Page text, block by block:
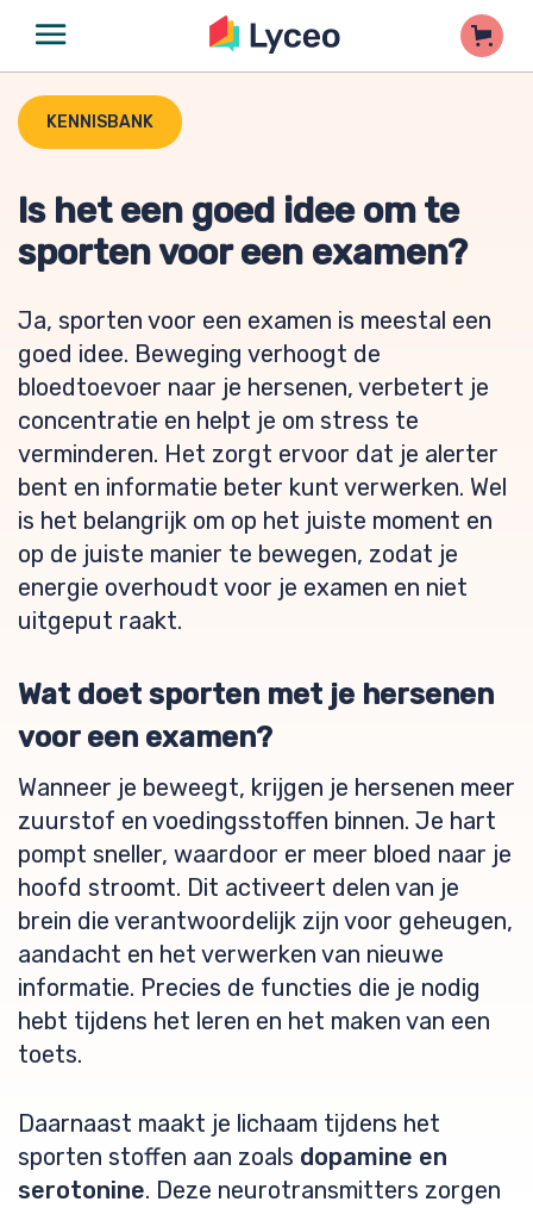
KENNISBANK
Is het een goed idee om te
sporten voor een examen?
Ja, sporten voor een examen is meestal een
goed idee. Beweging verhoogt de
bloedtoevoer naar je hersenen, verbetert je
concentratie en helpt je om stress te
verminderen. Het zorgt ervoor dat je alerter
bent en informatie beter kunt verwerken. Wel
is het belangrijk om op het juiste moment en
op de juiste manier te bewegen, zodat je
energie overhoudt voor je examen en niet
uitgeput raakt.
Wat doet sporten met je hersenen
voor een examen?
Wanneer je beweegt, krijgen je hersenen meer
zuurstof en voedingsstoffen binnen. Je hart
pompt sneller, waardoor er meer bloed naar je
hoofd stroomt. Dit activeert delen van je
brein die verantwoordelijk zijn voor geheugen,
aandacht en het verwerken van nieuwe
informatie. Precies de functies die je nodig
hebt tijdens het leren en het maken van een
toets.
Daarnaast maakt je lichaam tijdens het
sporten stoffen aan zoals dopamine en
serotonine. Deze neurotransmitters zorgen